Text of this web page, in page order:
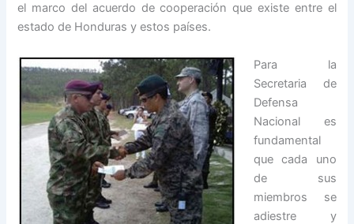
el marco del acuerdo de cooperación que existe entre el
estado de Honduras y estos países.
Para la
Secretaria de
Defensa
Nacional es
fundamental
que cada uno
de sus
miembros se
adiestre y